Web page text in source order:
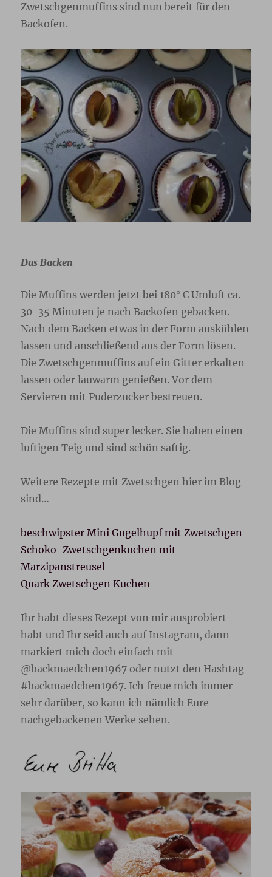
Zwetschgenmuffins sind nun bereit für den
Backofen.
Das Backen
Die Muffins werden jetzt bei 180° C Umluft ca.
30-35 Minuten je nach Backofen gebacken.
Nach dem Backen etwas in der Form auskühlen
lassen und anschließend aus der Form lösen.
Die Zwetschgenmuffins auf ein Gitter erkalten
lassen oder lauwarm genießen. Vor dem
Servieren mit Puderzucker bestreuen.
Die Muffins sind super lecker. Sie haben einen
luftigen Teig und sind schön saftig.
Weitere Rezepte mit Zwetschgen hier im Blog
sind…
beschwipster Mini Gugelhupf mit Zwetschgen
Schoko-Zwetschgenkuchen mit
Marzipanstreusel
Quark Zwetschgen Kuchen
Ihr habt dieses Rezept von mir ausprobiert
habt und Ihr seid auch auf Instagram, dann
markiert mich doch einfach mit
@backmaedchen1967 oder nutzt den Hashtag
#backmaedchen1967. Ich freue mich immer
sehr darüber, so kann ich nämlich Eure
nachgebackenen Werke sehen.